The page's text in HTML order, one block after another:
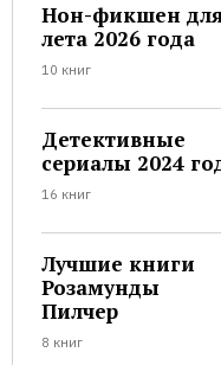
Нон-фикшен
лета 2026 года
10 книг
Детективные
сериалы 2024
16 книг
Лучшие книги
Розамунды
Пилчер
8 книг